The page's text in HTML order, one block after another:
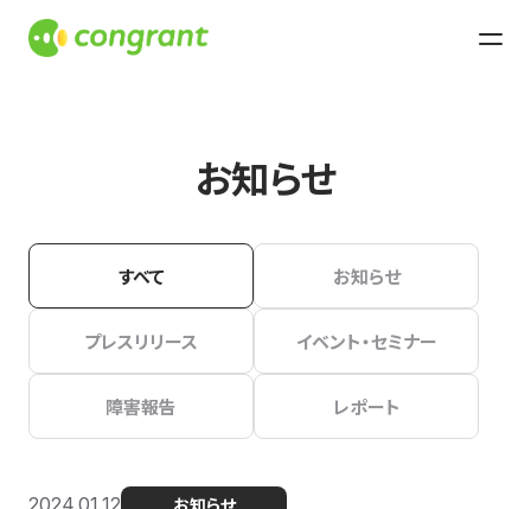
お知らせ
すべて お知らせ
プレスリリース イベント・セミナー
障害報告 レポート
2024.01.12 お知らせ